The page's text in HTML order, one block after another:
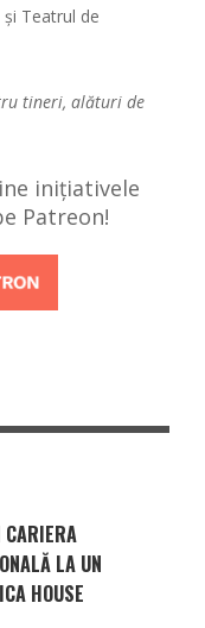
Teatrul de
tineri, alături de
inițiativele
Patreon!
CARIERA
LA UN
HOUSE